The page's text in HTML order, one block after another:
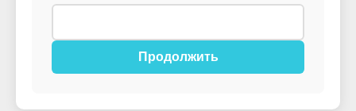
Продолжить